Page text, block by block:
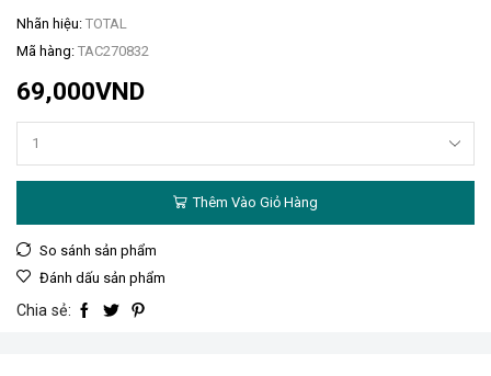
Nhãn hiệu: TOTAL
Mã hàng: TAC270832
69,000VND
mũi
vít
tol
Thêm Vào Giỏ Hàng
So sánh sản phẩm
Đánh dấu sản phẩm
Chia sẻ: